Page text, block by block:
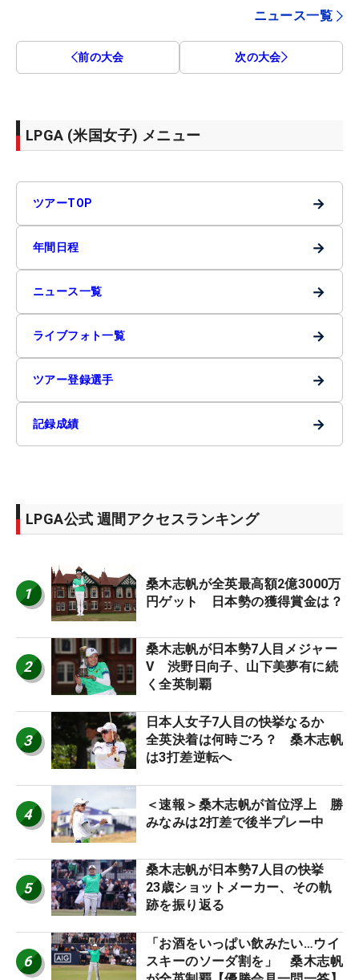
ニュース一覧
前の大会 次の大会
LPGA (米国女子) メニュー
ツアーTOP →
年間日程 →
ニュース一覧 →
ライブフォト一覧 →
ツアー登録選手 →
記録成績 →
LPGA公式 週間アクセスランキング
1
桑木志帆が全英最高額2億3000万
円ゲット 日本勢の獲得賞金は？
2
桑木志帆が日本勢7人目メジャー
V 渋野日向子、山下美夢有に続
く全英制覇
3
日本人女子7人目の快挙なるか
全英決着は何時ごろ？ 桑木志帆
は3打差逆転へ
4
＜速報＞桑木志帆が首位浮上 勝
みなみは2打差で後半プレー中
5
桑木志帆が日本勢7人目の快挙
23歳ショットメーカー、その軌
跡を振り返る
6
「お酒をいっぱい飲みたい…ウイ
スキーのソーダ割を」 桑木志帆